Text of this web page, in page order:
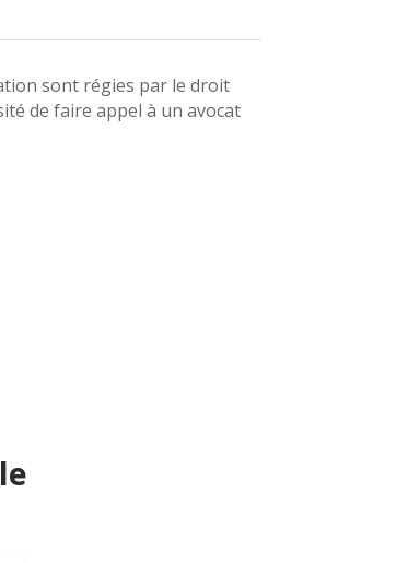
sont régies par le droit
de faire appel à un avocat